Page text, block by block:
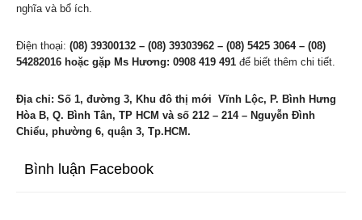
nghĩa và bổ ích.
Điện thoại: (08) 39300132 – (08) 39303962 – (08) 5425 3064 – (08)
54282016 hoặc gặp Ms Hương: 0908 419 491 để biết thêm chi tiết.
Địa chỉ: Số 1, đường 3, Khu đô thị mới Vĩnh Lộc, P. Bình Hưng
Hòa B, Q. Bình Tân, TP HCM và số 212 – 214 – Nguyễn Đình
Chiểu, phường 6, quận 3, Tp.HCM.
Bình luận Facebook